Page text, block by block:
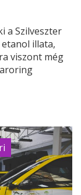
a Szilveszter
illata,
viszont még